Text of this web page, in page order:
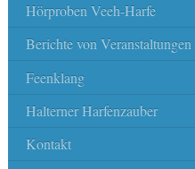
Hörproben Veeh-Harfe
Berichte von Veranstaltungen
Feenklang
Halterner Harfenzauber
Kontakt